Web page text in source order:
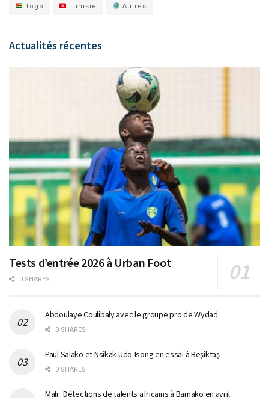
Togo Tunisie Autres
Actualités récentes
Tests d’entrée 2026 à Urban Foot
0 SHARES
Abdoulaye Coulibaly avec le groupe pro de Wydad
0 SHARES
Paul Salako et Nsikak Udo-Isong en essai à Beşiktaş
0 SHARES
Mali : Détections de talents africains à Bamako en avril